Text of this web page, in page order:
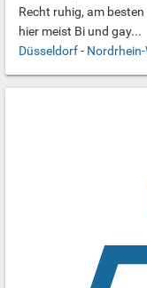
Recht ruhig, am
hier meist Bi und gay...
Düsseldorf-